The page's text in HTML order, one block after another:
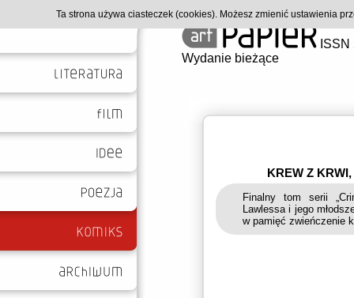
Wydanie bieżące
KREW Z
Finalny tom serii
Lawlessa i jego
w pamięć zwieńczenie
Ta strona używa ciasteczek (cookies). Możesz zmienić ustawienia